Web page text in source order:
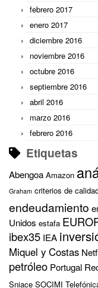
febrero 2017
enero 2017
diciembre 2016
noviembre 2016
octubre 2016
septiembre 2016
abril 2016
marzo 2016
febrero 2016
Etiquetas
Abengoa Amazon
Graham criterios de
endeudamiento
Unidos estafa
ibex35 IEA
Miquel y Costas
petróleo Portugal
Sniace SOCIMI